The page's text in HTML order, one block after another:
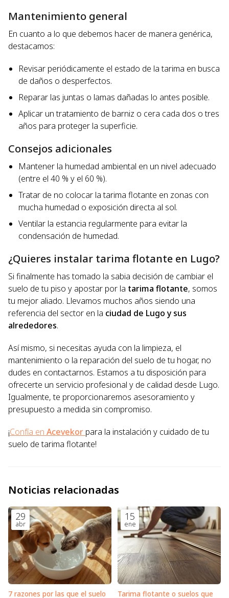
Mantenimiento general
En cuanto a lo que debemos hacer de manera genérica,
destacamos:
Revisar periódicamente el estado de la tarima en busca
de daños o desperfectos.
Reparar las juntas o lamas dañadas lo antes posible.
Aplicar un tratamiento de barniz o cera cada dos o tres
años para proteger la superficie.
Consejos adicionales
Mantener la humedad ambiental en un nivel adecuado
(entre el 40 % y el 60 %).
Tratar de no colocar la tarima flotante en zonas con
mucha humedad o exposición directa al sol.
Ventilar la estancia regularmente para evitar la
condensación de humedad.
¿Quieres instalar tarima flotante en Lugo?
Si finalmente has tomado la sabia decisión de cambiar el
suelo de tu piso y apostar por la tarima flotante, somos
tu mejor aliado. Llevamos muchos años siendo una
referencia del sector en la ciudad de Lugo y sus
alrededores.
Así mismo, si necesitas ayuda con la limpieza, el
mantenimiento o la reparación del suelo de tu hogar, no
dudes en contactarnos. Estamos a tu disposición para
ofrecerte un servicio profesional y de calidad desde Lugo.
Igualmente, te proporcionaremos asesoramiento y
presupuesto a medida sin compromiso.
¡Confía en Acevekor para la instalación y cuidado de tu
suelo de tarima flotante!
Noticias relacionadas
29
abr
7 razones por las que el suelo
15
ene
Tarima flotante o suelos que